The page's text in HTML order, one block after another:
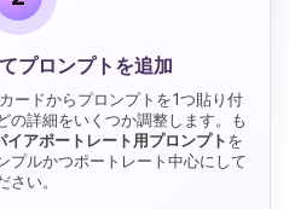
プロンプトを追加
ードからプロンプトを1つ貼り付
の詳細をいくつか調整します。も
アポートレート用プロンプト を
プルかつポートレート中心にして
さい。